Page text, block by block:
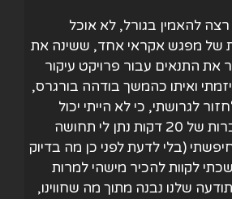
רצה להאמין בגורל, לא אוכל
של מפגש אקראי אחד, ששינה את
את התנאים עבור פרויקט עיקור
ואיתו כהמשך בודהה בורגרס,
לגרושתי, כי לא הייתי יכול
להסביר לה איך היכרות של 20 דקות נתן לי תחושה
(בלי לדעת לפני כן מה בדיוק
לקוות להכיר מישהי למרות
שלנו נבנה מתוך מה שחווינו,